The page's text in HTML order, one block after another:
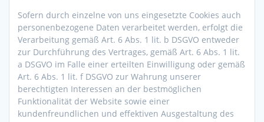
Sofern durch einzelne von uns eingesetzte Cookies auch
personenbezogene Daten verarbeitet werden, erfolgt die
Verarbeitung gemäß Art. 6 Abs. 1 lit. b DSGVO entweder
zur Durchführung des Vertrages, gemäß Art. 6 Abs. 1 lit.
a DSGVO im Falle einer erteilten Einwilligung oder gemäß
Art. 6 Abs. 1 lit. f DSGVO zur Wahrung unserer
berechtigten Interessen an der bestmöglichen
Funktionalität der Website sowie einer
kundenfreundlichen und effektiven Ausgestaltung des